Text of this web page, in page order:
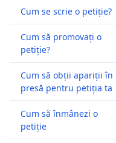
Cum se scrie o petiție?
Cum să promovați o
petiție?
Cum să obții apariții în
presă pentru petiția ta
Cum să înmânezi o
petiție